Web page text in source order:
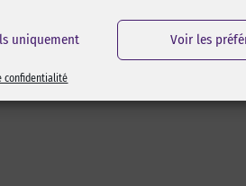
uniquement Voir les
confidentialité
bonne résistance à l’abrasion et à la